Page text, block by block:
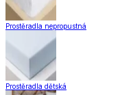
Prostěradla nepropustná
Prostěradla dětská